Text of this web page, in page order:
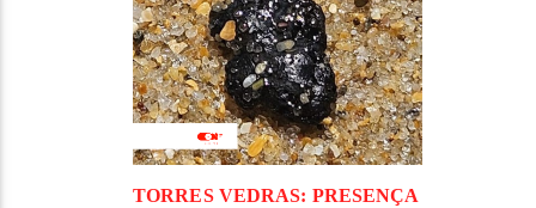
TORRES VEDRAS: PRESENÇA